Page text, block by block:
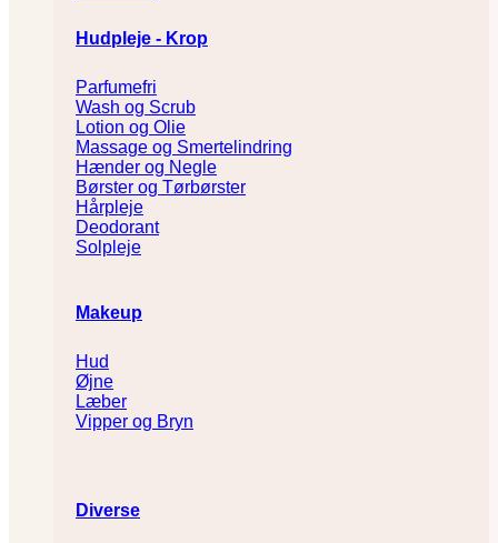
Hudpleje - Krop
Parfumefri
Wash og Scrub
Lotion og Olie
Massage og Smertelindring
Hænder og Negle
Børster og Tørbørster
Hårpleje
Deodorant
Solpleje
Makeup
Hud
Øjne
Læber
Vipper og Bryn
Diverse